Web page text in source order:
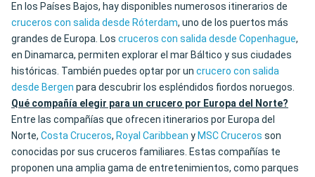
En los Países Bajos, hay disponibles numerosos itinerarios de
cruceros con salida desde Róterdam, uno de los puertos más
grandes de Europa. Los cruceros con salida desde Copenhague,
en Dinamarca, permiten explorar el mar Báltico y sus ciudades
históricas. También puedes optar por un crucero con salida
desde Bergen para descubrir los espléndidos fiordos noruegos.
Qué compañía elegir para un crucero por Europa del Norte?
Entre las compañías que ofrecen itinerarios por Europa del
Norte, Costa Cruceros, Royal Caribbean y MSC Cruceros son
conocidas por sus cruceros familiares. Estas compañías te
proponen una amplia gama de entretenimientos, como parques